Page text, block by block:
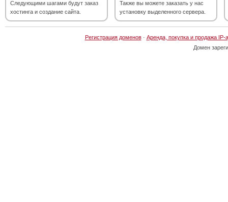
Следующими шагами будут заказ
хостинга и создание сайта.
Также вы можете заказать у нас
установку выделенного сервера.
Регистрация доменов· Аренда, покупка и продажа IP-
Домен